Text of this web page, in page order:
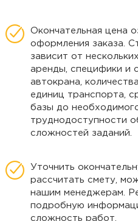
Окончательная цена
оформления заказа.
зависит от
аренды, специфики и
автокрана,
единиц транспорта,
базы до
труднодоступности
сложностей заданий.
Уточнить
рассчитать смету,
нашим менеджерам.
подробную
сложность работ.